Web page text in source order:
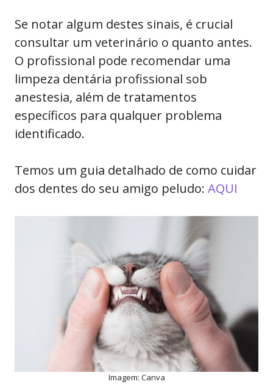
Se notar algum destes sinais, é crucial
consultar um veterinário o quanto antes.
O profissional pode recomendar uma
limpeza dentária profissional sob
anestesia, além de tratamentos
específicos para qualquer problema
identificado.
Temos um guia detalhado de como cuidar
dos dentes do seu amigo peludo: AQUI
Imagem: Canva